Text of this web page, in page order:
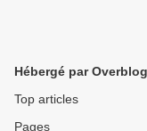
Hébergé par Overblog
Top articles
Pages